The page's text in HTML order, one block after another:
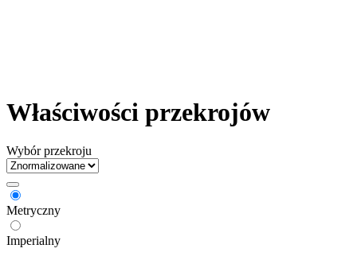
Właściwości przekrojów
Wybór przekroju
Metryczny
Imperialny